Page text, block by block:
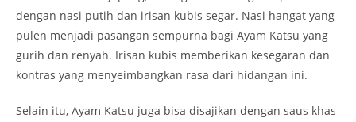
dengan nasi putih dan irisan kubis segar. Nasi hangat yang
pulen menjadi pasangan sempurna bagi Ayam Katsu yang
gurih dan renyah. Irisan kubis memberikan kesegaran dan
kontras yang menyeimbangkan rasa dari hidangan ini.
Selain itu, Ayam Katsu juga bisa disajikan dengan saus khas